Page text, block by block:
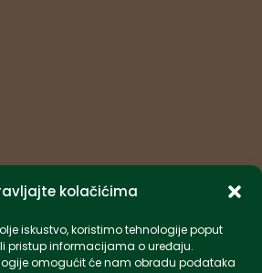
kolačićima
iskustvo, koristimo tehnologije poput
pristup informacijama o uređaju.
omogućit će nam obradu podataka
500 181